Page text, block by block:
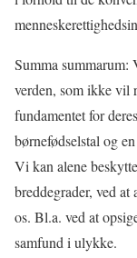
Summa
verden, som ikke vil
fundamentet for
børnefødselstal og
Vi kan alene
breddegrader, ved
os. Bl.a. ved at
samfund i ulykke.